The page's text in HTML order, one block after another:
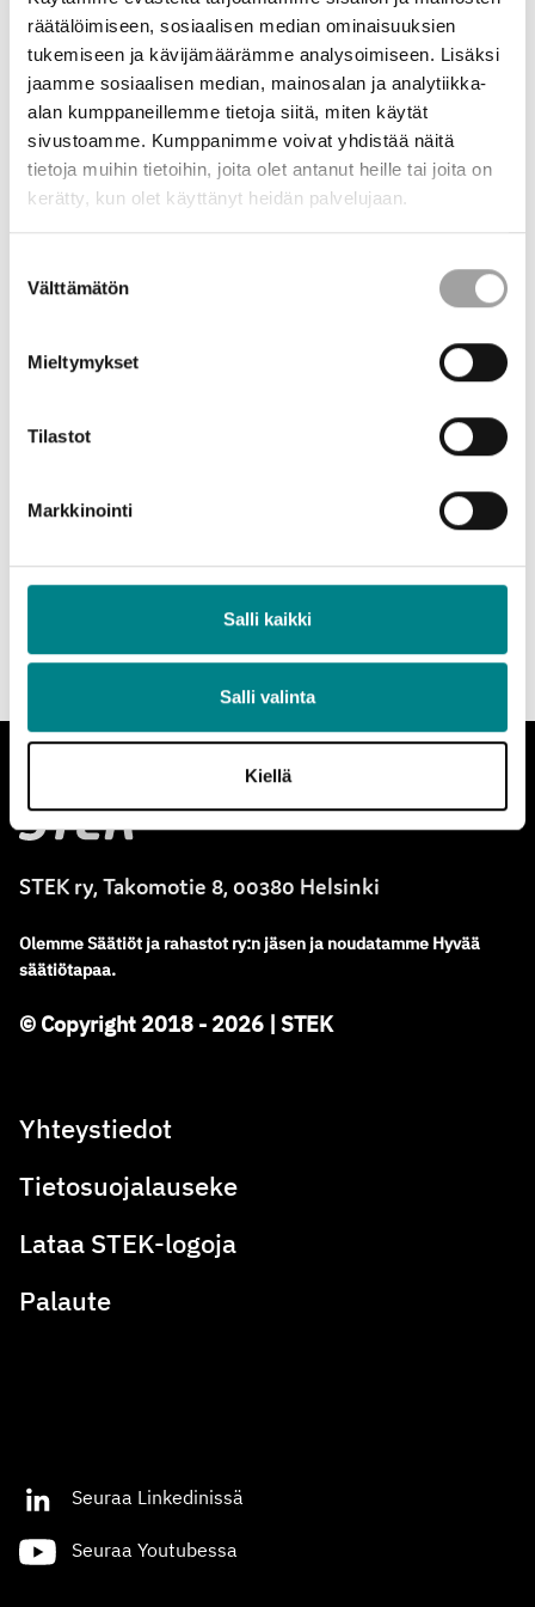
räätälöimiseen, sosiaalisen median ominaisuuksien
tukemiseen ja kävijämäärämme analysoimiseen. Lisäksi
jaamme sosiaalisen median, mainosalan ja analytiikka-
alan kumppaneillemme tietoja siitä, miten käytät
sivustoamme. Kumppanimme voivat yhdistää näitä
tietoja muihin tietoihin, joita olet antanut heille tai joita on
kerätty, kun olet käyttänyt heidän palvelujaan.
valinta
Välttämätön
Mieltymykset
Tilastot
Markkinointi
Salli kaikki
Salli valinta
Kiellä
olevan yleishyödyllinen.
STEKin rahoituksen saajia ovat olleet:
Yliopistot, korkeakoulut, tutkimuslaitokset ja muut voittoa
tuottamattomat organisaatiot
Koulutusta tarjoavat organisaatiot, eri koulutusasteen
oppilaitokset (yliopistoista kuntien sivistystoimeen ja
voittoa tuottamattomat yleissivistävää koulutusta tarjoavat
konsortiosopimusta tai selkeitä alihankintasopimuksia, jossa
STEK ei myönnä rahoitusta yksityishenkilöile.
Stek
STEK ry, Takomotie 8, 00380 Helsinki
OlemmeSäätiöt ja rahastot ry:n jäsen ja noudatamme Hyvää
säätiötapaa.
© Copyright 2018 - 2026 | STEK
Yhteystiedot
Tietosuojalauseke
Lataa STEK-logoja
Palaute
Seuraa Linkedinissä
Seuraa Youtubessa